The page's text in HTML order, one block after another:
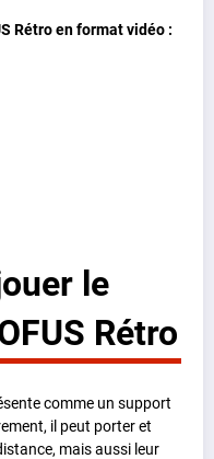
Rétro en format vidéo :
le
Rétro
comme un support
il peut porter et
mais aussi leur